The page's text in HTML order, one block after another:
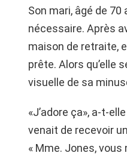
Son mari, âgé de
nécessaire. Après
maison de retraite,
prête. Alors qu’elle
visuelle de sa
«J’adore ça», a-t-
venait de recevoir
« Mme. Jones,